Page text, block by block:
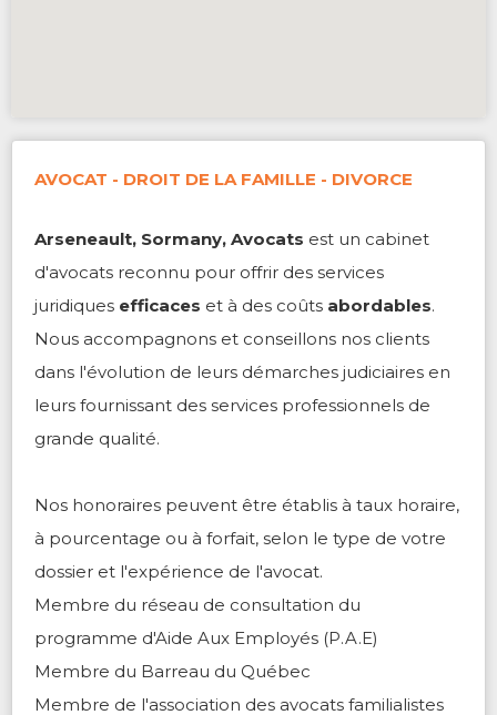
AVOCAT - DROIT DE LA FAMILLE - DIVORCE
Arseneault, Sormany, Avocats est un cabinet
d'avocats reconnu pour offrir des services
juridiques efficaces et à des coûts abordables.
Nous accompagnons et conseillons nos clients
dans l'évolution de leurs démarches judiciaires en
leurs fournissant des services professionnels de
grande qualité.
Nos honoraires peuvent être établis à taux horaire,
à pourcentage ou à forfait, selon le type de votre
dossier et l'expérience de l'avocat.
Membre du réseau de consultation du
programme d'Aide Aux Employés (P.A.E)
Membre du Barreau du Québec
Membre de l'association des avocats familialistes